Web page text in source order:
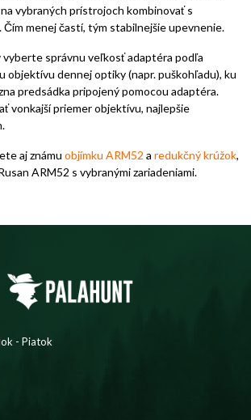
vybraných prístrojoch kombinovať s
Čím menej častí, tým stabilnejšie upevnenie.
vyberte správnu veľkosť adaptéra podľa
objektívu dennej optiky (napr. puškohľadu), ku
predsádka pripojený pomocou adaptéra.
vonkajší priemer objektívu, najlepšie
aj známu objímku ARM52 a redukčný krúžok,
ARM52 s vybranými zariadeniami.
- Piatok